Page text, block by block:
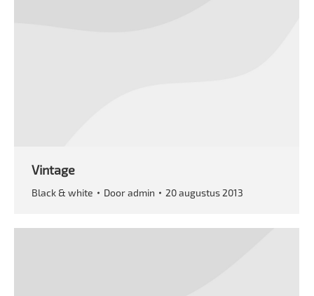
Vintage
Black & white Dooradmin 20 augustus 2013